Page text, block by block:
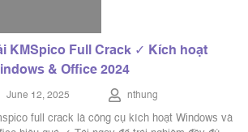
KMSpico Full Crack ✓ Kích hoạt
& Office 2024
June 12, 2025 nthung
full crack là công cụ kích hoạt Windows và